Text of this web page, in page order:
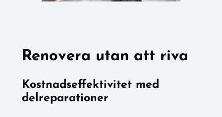
Renovera utan att riva
Kostnadseffektivitet med
delreparationer